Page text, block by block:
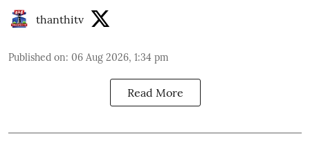
thanthitv
Published on: 06 Aug 2026, 1:34 pm
Read More